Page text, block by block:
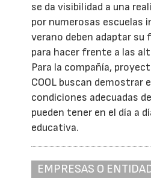
se da visibilidad a una
por numerosas escuelas
verano deben adaptar
para hacer frente a las
Para la compañía,
COOL buscan demostrar
condiciones adecuadas
pueden tener en el día a
educativa.
EMPRESAS O